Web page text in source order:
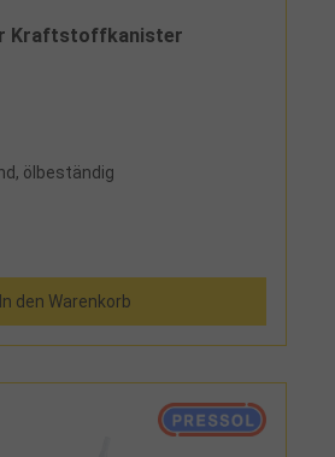
Kraftstoffkanister
ölbeständig
In den Warenkorb